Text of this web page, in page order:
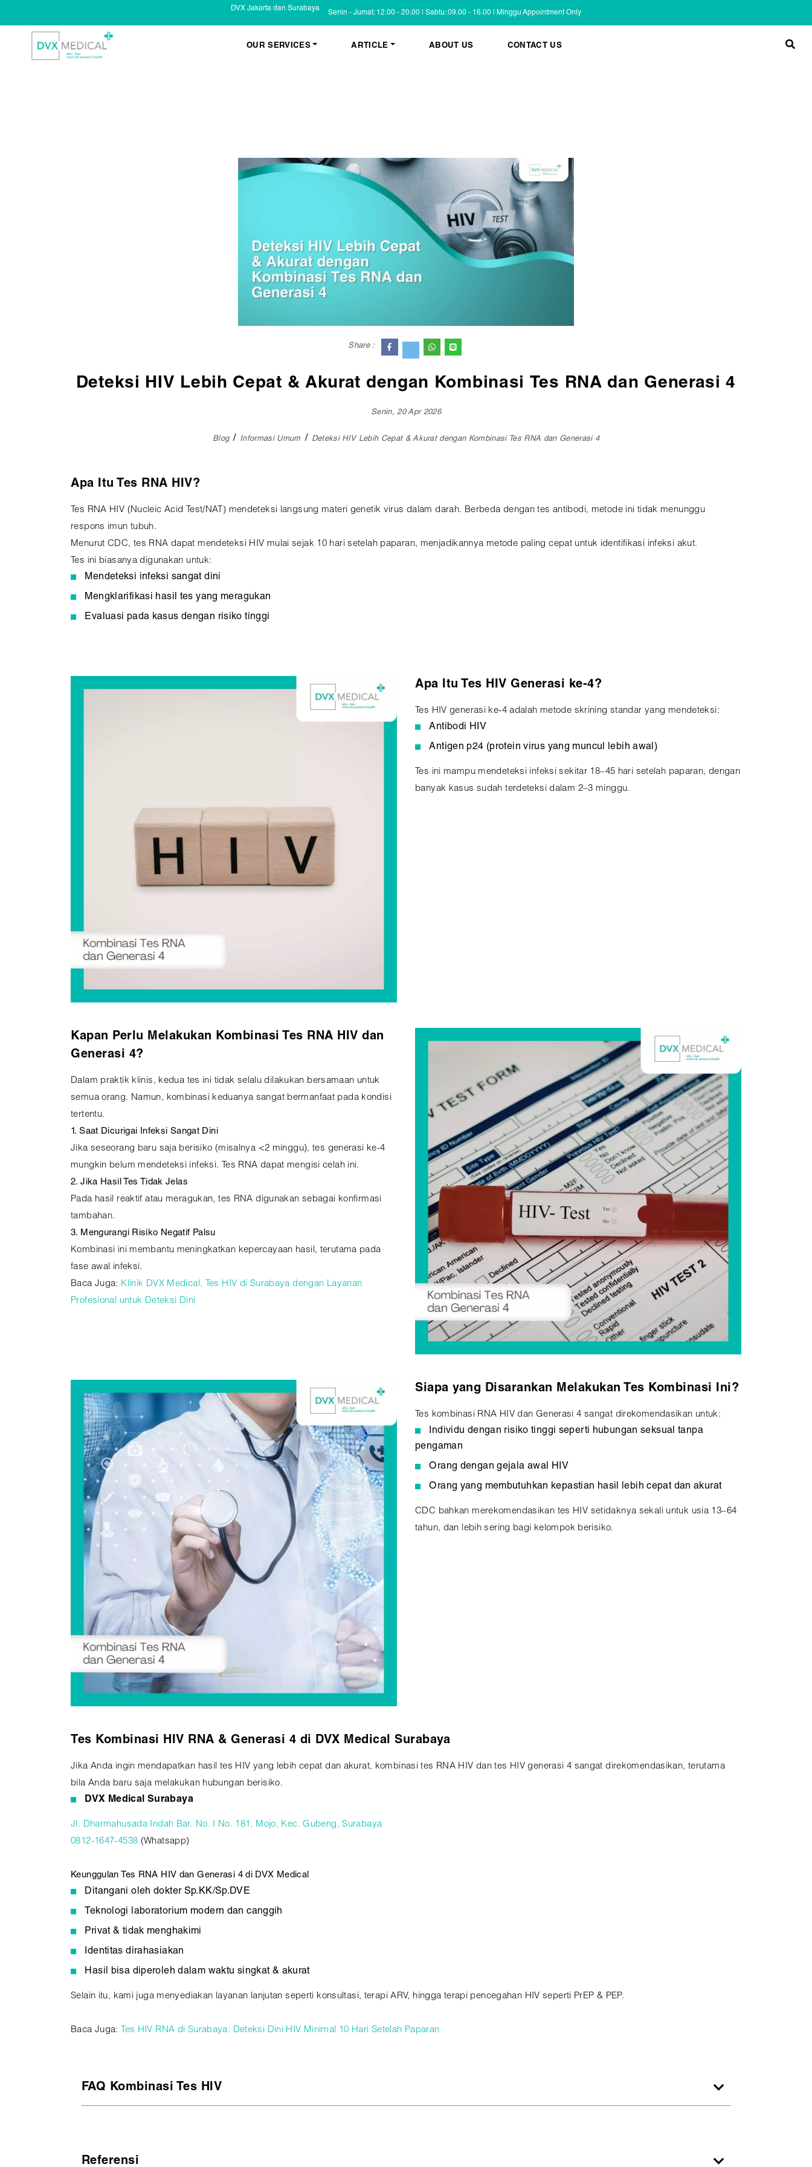
DVX Jakarta dan Surabaya
Senin - Jumat: 12.00 - 20.00 | Sabtu: 09.00 - 16.00 | Minggu Appointment Only
OUR SERVICES
Eczema
Masalah Kulit Lain
Infeksi
Keluhan Kulit
Non Infeksi
ARTICLE
Informasi Umum
Tips dan Trik
Cerita Pasien
ABOUT US CONTACT US
Share :
Deteksi HIV Lebih Cepat & Akurat dengan Kombinasi Tes RNA dan Generasi 4
Senin, 20 Apr 2026
Blog Informasi Umum Deteksi HIV Lebih Cepat & Akurat dengan Kombinasi Tes RNA dan Generasi 4
Apa Itu Tes RNA HIV?
Tes RNA HIV (Nucleic Acid Test/NAT) mendeteksi langsung materi genetik virus dalam darah. Berbeda dengan tes antibodi, metode ini tidak menunggu
respons imun tubuh.
Menurut CDC, tes RNA dapat mendeteksi HIV mulai sejak 10 hari setelah paparan, menjadikannya metode paling cepat untuk identifikasi infeksi akut.
Tes ini biasanya digunakan untuk:
Mendeteksi infeksi sangat dini
Mengklarifikasi hasil tes yang meragukan
Evaluasi pada kasus dengan risiko tinggi
Apa Itu Tes HIV Generasi ke-4?
Tes HIV generasi ke-4 adalah metode skrining standar yang mendeteksi:
Antibodi HIV
Antigen p24 (protein virus yang muncul lebih awal)
Tes ini mampu mendeteksi infeksi sekitar 18–45 hari setelah paparan, dengan
banyak kasus sudah terdeteksi dalam 2–3 minggu.
Kapan Perlu Melakukan Kombinasi Tes RNA HIV dan
Generasi 4?
Dalam praktik klinis, kedua tes ini tidak selalu dilakukan bersamaan untuk
semua orang. Namun, kombinasi keduanya sangat bermanfaat pada kondisi
tertentu.
1. Saat Dicurigai Infeksi Sangat Dini
Jika seseorang baru saja berisiko (misalnya <2 minggu), tes generasi ke-4
mungkin belum mendeteksi infeksi. Tes RNA dapat mengisi celah ini.
2. Jika Hasil Tes Tidak Jelas
Pada hasil reaktif atau meragukan, tes RNA digunakan sebagai konfirmasi
tambahan.
3. Mengurangi Risiko Negatif Palsu
Kombinasi ini membantu meningkatkan kepercayaan hasil, terutama pada
fase awal infeksi.
Baca Juga: Klinik DVX Medical, Tes HIV di Surabaya dengan Layanan
Profesional untuk Deteksi Dini
Siapa yang Disarankan Melakukan Tes Kombinasi Ini?
Tes kombinasi RNA HIV dan Generasi 4 sangat direkomendasikan untuk:
Individu dengan risiko tinggi seperti hubungan seksual tanpa
pengaman
Orang dengan gejala awal HIV
Orang yang membutuhkan kepastian hasil lebih cepat dan akurat
CDC bahkan merekomendasikan tes HIV setidaknya sekali untuk usia 13–64
tahun, dan lebih sering bagi kelompok berisiko.
Tes Kombinasi HIV RNA & Generasi 4 di DVX Medical Surabaya
Jika Anda ingin mendapatkan hasil tes HIV yang lebih cepat dan akurat, kombinasi tes RNA HIV dan tes HIV generasi 4 sangat direkomendasikan, terutama
bila Anda baru saja melakukan hubungan berisiko.
DVX Medical Surabaya
Jl. Dharmahusada Indah Bar. No. I No. 181, Mojo, Kec. Gubeng, Surabaya
0812-1647-4538 (Whatsapp)
Keunggulan Tes RNA HIV dan Generasi 4 di DVX Medical
Ditangani oleh dokter Sp.KK/Sp.DVE
Teknologi laboratorium modern dan canggih
Privat & tidak menghakimi
Identitas dirahasiakan
Hasil bisa diperoleh dalam waktu singkat & akurat
Selain itu, kami juga menyediakan layanan lanjutan seperti konsultasi, terapi ARV, hingga terapi pencegahan HIV seperti PrEP & PEP.
Baca Juga: Tes HIV RNA di Surabaya: Deteksi Dini HIV Minimal 10 Hari Setelah Paparan
FAQ Kombinasi Tes HIV
Tidak selalu. Tes ini dianjurkan pada kondisi risiko tinggi atau kebutuhan deteksi dini.
Referensi